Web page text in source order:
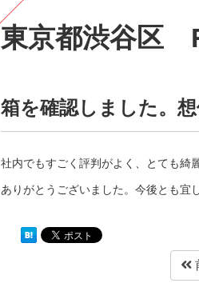
東京都渋谷区
箱を確認しました。
社内でもすごく評判がよく、とても綺
ありがとうございました。今後とも宜